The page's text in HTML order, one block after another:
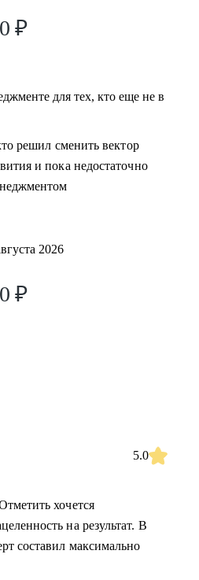
₽
для тех, кто еще не в
решил сменить вектор
и пока недостаточно
2026
₽
5.0
хочется
на результат. В
составил максимально